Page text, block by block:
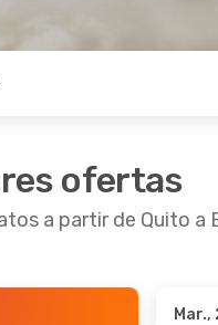
ofertas
a partir de Quito a
Mar.,